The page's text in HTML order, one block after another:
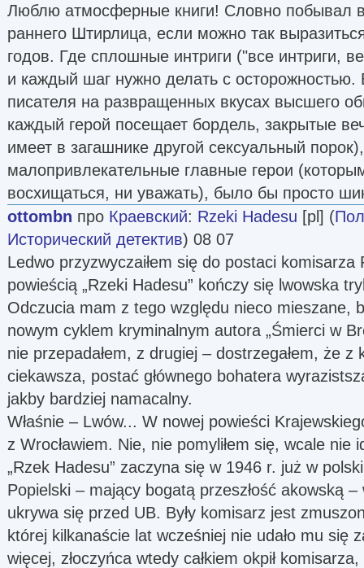
Люблю атмосферные книги! Словно побывал
раннего Штирлица, если можно так
годов. Где сплошные интриги ("все интриги,
и каждый шаг нужно делать с
писателя на развращенных вкусах высшего
каждый герой посещает бордель, закрытые
имеет в загашнике другой сексуальный
малопривлекательные главные герои
восхищаться, ни уважать), было бы просто
ottombn про Краевский: Rzeki Hadesu [pl] (
Исторический детектив) 08 07
Ledwo przyzwyczaiłem się do postaci komisarza
powieścią „Rzeki Hadesu” kończy się lwowska
Odczucia mam z tego względu nieco mieszane,
nowym cyklem kryminalnym autora „Śmierci w
nie przepadałem, z drugiej – dostrzegałem, że
ciekawsza, postać głównego bohatera
jakby bardziej namacalny.
Właśnie – Lwów... W nowej powieści
z Wrocławiem. Nie, nie pomyliłem się, wcale nie
„Rzek Hadesu” zaczyna się w 1946 r. już w
Popielski – mający bogatą przeszłość akowską
ukrywa się przed UB. Były komisarz jest
której kilkanaście lat wcześniej nie udało mu się
więcej, złoczyńca wtedy całkiem okpił